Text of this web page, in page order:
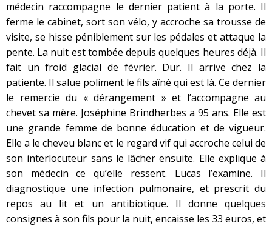
médecin raccompagne le dernier patient à la porte. Il
ferme le cabinet, sort son vélo, y accroche sa trousse de
visite, se hisse péniblement sur les pédales et attaque la
pente. La nuit est tombée depuis quelques heures déjà. Il
fait un froid glacial de février. Dur. Il arrive chez la
patiente. Il salue poliment le fils aîné qui est là. Ce dernier
le remercie du « dérangement » et l’accompagne au
chevet sa mère. Joséphine Brindherbes a 95 ans. Elle est
une grande femme de bonne éducation et de vigueur.
Elle a le cheveu blanc et le regard vif qui accroche celui de
son interlocuteur sans le lâcher ensuite. Elle explique à
son médecin ce qu’elle ressent. Lucas l’examine. Il
diagnostique une infection pulmonaire, et prescrit du
repos au lit et un antibiotique. Il donne quelques
consignes à son fils pour la nuit, encaisse les 33 euros, et